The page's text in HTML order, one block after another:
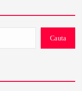
Cauta